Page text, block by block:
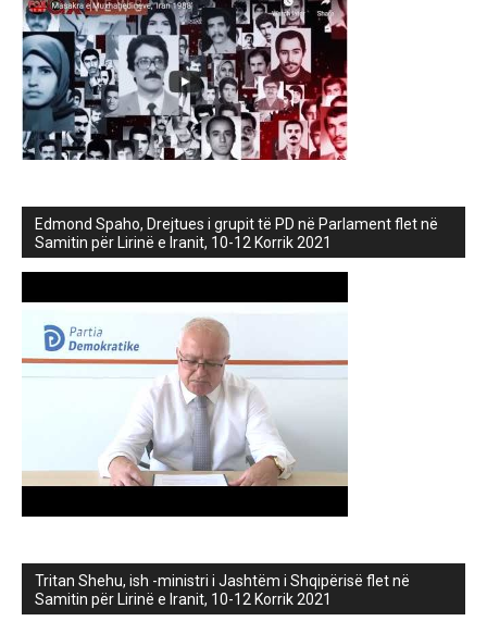
Edmond Spaho, Drejtues i grupit të PD në Parlament flet në
Samitin për Lirinë e Iranit, 10-12 Korrik 2021
Tritan Shehu, ish -ministri i Jashtëm i Shqipërisë flet në
Samitin për Lirinë e Iranit, 10-12 Korrik 2021